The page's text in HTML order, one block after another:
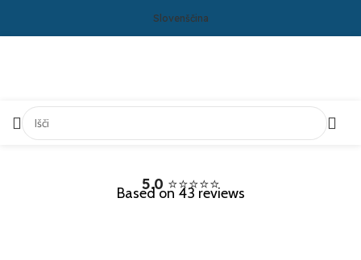
Slovenščina
5.0 ⭐⭐⭐⭐⭐
Based on 43 reviews